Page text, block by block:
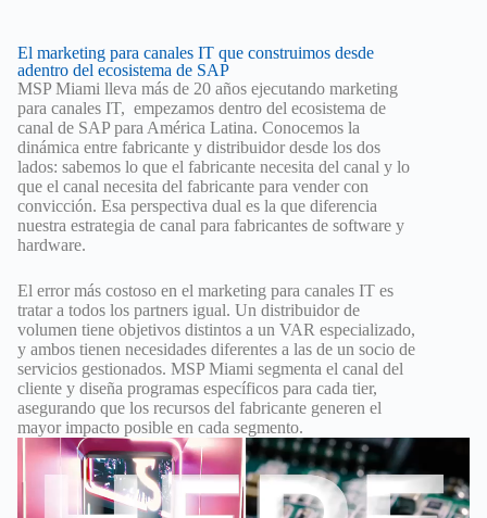
El marketing para canales IT que construimos desde
adentro del ecosistema de SAP
MSP Miami lleva más de 20 años ejecutando marketing
para canales IT, empezamos dentro del ecosistema de
canal de SAP para América Latina. Conocemos la
dinámica entre fabricante y distribuidor desde los dos
lados: sabemos lo que el fabricante necesita del canal y lo
que el canal necesita del fabricante para vender con
convicción. Esa perspectiva dual es la que diferencia
nuestra estrategia de canal para fabricantes de software y
hardware.
El error más costoso en el marketing para canales IT es
tratar a todos los partners igual. Un distribuidor de
volumen tiene objetivos distintos a un VAR especializado,
y ambos tienen necesidades diferentes a las de un socio de
servicios gestionados. MSP Miami segmenta el canal del
cliente y diseña programas específicos para cada tier,
asegurando que los recursos del fabricante generen el
mayor impacto posible en cada segmento.